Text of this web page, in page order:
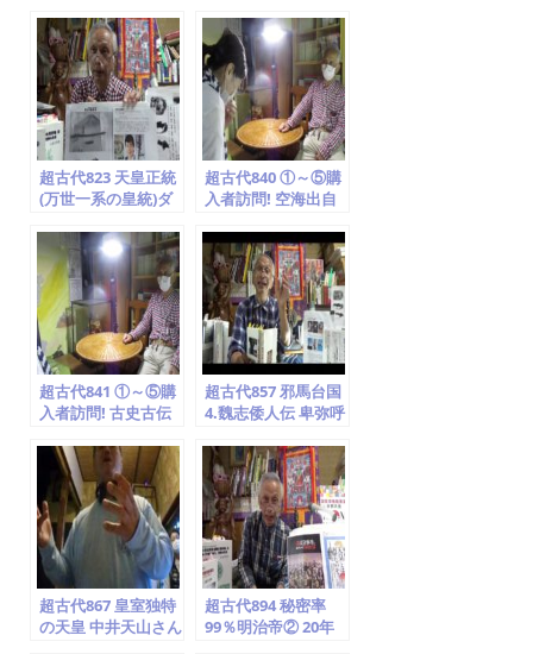
b
o
o
k
超古代823 天皇正統
(万世一系の皇統)ダ
継ぎ天皇系譜・明治
から偽物・怪しい
説! 孝光天皇…封印
を解く(世直しTV 竹
取翁 国際かぐや姫学
会)2020.5.13
超古代840 ①～⑤購
入者訪問! 空海出自
キリスト教(阿刀氏)
隠れ寺(世直しTV 竹
取翁 国際かぐや姫学
会)2020.5.26
超古代841 ①～⑤購
入者訪問! 古史古伝
⑤P44～45(参照)原
始キリスト教(阿刀
氏)隠れ寺(世直しTV
竹取翁 国際かぐや姫
学会)2020.5.26
超古代857 邪馬台国
4.魏志倭人伝 卑弥呼
(祭祀者)「徳之島の
面縄」ムー山 入墨
海南島と同じ気候 長
寿の村(龍海亀 竹取
翁 国際姫学
会)2020.9.11
超古代867 皇室独特
の天皇 中井天山さん
超古代894 秘密率
99％明治帝② 20年